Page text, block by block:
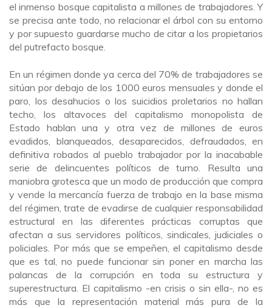
el inmenso bosque capitalista a millones de trabajadores. Y
se precisa ante todo, no relacionar el árbol con su entorno
y por supuesto guardarse mucho de citar a los propietarios
del putrefacto bosque.
En un régimen donde ya cerca del 70% de trabajadores se
sitúan por debajo de los 1000 euros mensuales y donde el
paro, los desahucios o los suicidios proletarios no hallan
techo, los altavoces del capitalismo monopolista de
Estado hablan una y otra vez de millones de euros
evadidos, blanqueados, desaparecidos, defraudados, en
definitiva robados al pueblo trabajador por la inacabable
serie de delincuentes políticos de turno. Resulta una
maniobra grotesca que un modo de producción que compra
y vende la mercancía fuerza de trabajo en la base misma
del régimen, trate de evadirse de cualquier responsabilidad
estructural en las diferentes prácticas corruptas que
afectan a sus servidores políticos, sindicales, judiciales o
policiales. Por más que se empeñen, el capitalismo desde
que es tal, no puede funcionar sin poner en marcha las
palancas de la corrupción en toda su estructura y
superestructura. El capitalismo -en crisis o sin ella-, no es
más que la representación material más pura de la